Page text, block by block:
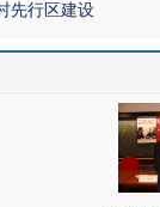
先行区建设